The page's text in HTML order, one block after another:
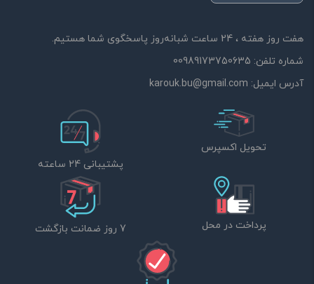
هفت روز هفته ، 24 ساعت شبانه‌روز پاسخگوی شما هستیم.
شماره تلفن: 00989173750635
آدرس ایمیل: karouk.bu@gmail.com
تحویل اکسپرس
پشتیبانی 24 ساعته
پرداخت در محل 7 روز ضمانت بازگشت